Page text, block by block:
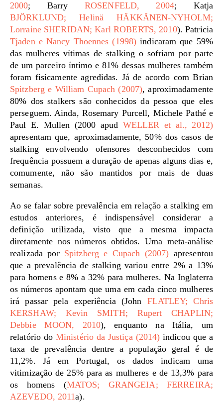
2000; Barry ROSENFELD, 2004; Katja
BJÖRKLUND; Helinä HÄKKÄNEN-NYHOLM;
Lorraine SHERIDAN; Karl ROBERTS, 2010). Patricia
Tjaden e Nancy Thoennes (1998) indicaram que 59%
das mulheres vítimas de stalking o sofriam por parte
de um parceiro íntimo e 81% dessas mulheres também
foram fisicamente agredidas. Já de acordo com Brian
Spitzberg e William Cupach (2007), aproximadamente
80% dos stalkers são conhecidos da pessoa que eles
perseguem. Ainda, Rosemary Purcell, Michele Pathé e
Paul E. Mullen (2000 apud WELLER et al., 2012)
apresentam que, aproximadamente, 50% dos casos de
stalking envolvendo ofensores desconhecidos com
frequência possuem a duração de apenas alguns dias e,
comumente, não são mantidos por mais de duas
semanas.
Ao se falar sobre prevalência em relação a stalking em
estudos anteriores, é indispensável considerar a
definição utilizada, visto que a mesma impacta
diretamente nos números obtidos. Uma meta-análise
realizada por Spitzberg e Cupach (2007) apresentou
que a prevalência de stalking variou entre 2% a 13%
para homens e 8% a 32% para mulheres. Na Inglaterra
os números apontam que uma em cada cinco mulheres
irá passar pela experiência (John FLATLEY; Chris
KERSHAW; Kevin SMITH; Rupert CHAPLIN;
Debbie MOON, 2010), enquanto na Itália, um
relatório do Ministério da Justiça (2014) indicou que a
taxa de prevalência dentre a população geral é de
11,2%. Já em Portugal, os dados indicam uma
vitimização de 25% para as mulheres e de 13,3% para
os homens (MATOS; GRANGEIA; FERREIRA;
AZEVEDO, 2011a).